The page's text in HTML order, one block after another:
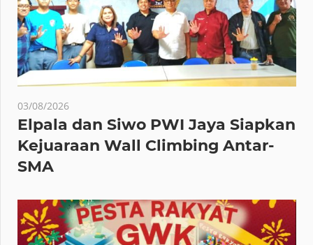
03/08/2026
Elpala dan Siwo PWI Jaya Siapkan
Kejuaraan Wall Climbing Antar-
SMA